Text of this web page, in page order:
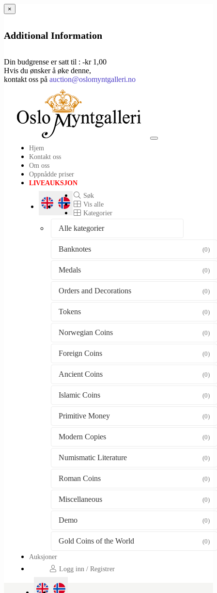
×
Additional Information
Din budgrense er satt til : -kr 1,00
Hvis du ønsker å øke denne,
kontakt oss på auction@oslomyntgalleri.no
Toggle
Hjem
Kontakt oss
Om oss
Oppnådde priser
LIVEAUKSJON
Søk
Vis alle
Kategorier
Alle kategorier
Banknotes (0)
Medals (0)
Orders and Decorations (0)
Tokens (0)
Norwegian Coins (0)
Foreign Coins (0)
Ancient Coins (0)
Islamic Coins (0)
Primitive Money (0)
Modern Copies (0)
Numismatic Literature (0)
Roman Coins (0)
Miscellaneous (0)
Demo (0)
Gold Coins of the World (0)
Auksjoner
Logg inn / Registrer